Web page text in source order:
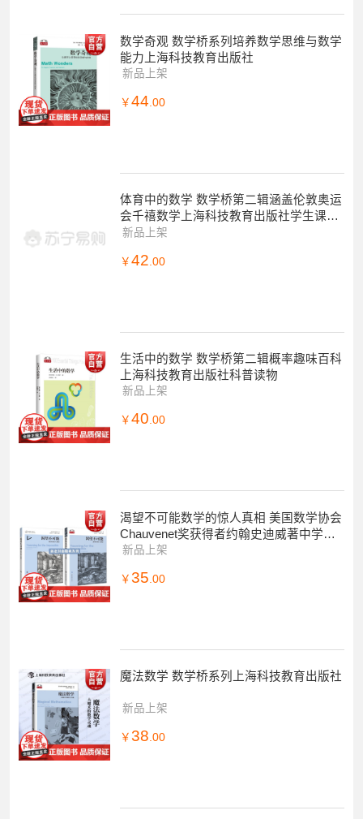
数学奇观 数学桥系列培养数学思维与数学
能力上海科技教育出版社
新品上架
￥ 44 .00
体育中的数学 数学桥第二辑涵盖伦敦奥运
会千禧数学上海科技教育出版社学生课外
科普百科数学读物
新品上架
￥ 42 .00
生活中的数学 数学桥第二辑概率趣味百科
上海科技教育出版社科普读物
新品上架
￥ 40.00
渴望不可能数学的惊人真相 美国数学协会
Chauvenet奖获得者约翰史迪威著中学教
辅类数学领域标配图书 上海科技教育出版
新品上架
￥ 35 .00
魔法数学 数学桥系列上海科技教育出版社
新品上架
￥ 38.00